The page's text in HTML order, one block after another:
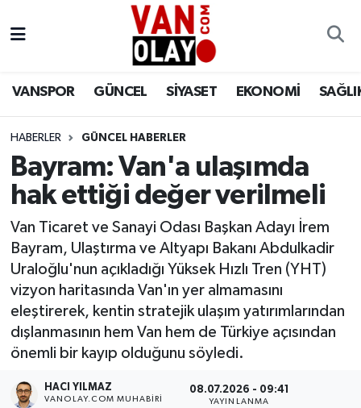
VANSPOR GÜNCEL SİYASET EKONOMİ
HABERLER GÜNCEL HABERLER
Bayram: Van'a ulaşımda
hak ettiği değer verilmeli
Van Ticaret ve Sanayi Odası Başkan Adayı İrem
Bayram, Ulaştırma ve Altyapı Bakanı Abdulkadir
Uraloğlu'nun açıkladığı Yüksek Hızlı Tren (YHT)
vizyon haritasında Van'ın yer almamasını
eleştirerek, kentin stratejik ulaşım yatırımlarından
dışlanmasının hem Van hem de Türkiye açısından
önemli bir kayıp olduğunu söyledi.
HACI YILMAZ
VANOLAY.COM MUHABIRI
08.07.2026 - 09:41
YAYINLANMA
Siyaset
Ekonomi
Sağlık
Eğitim
Bilim & Teknoloji
Dünya
RESMİ İLANLAR
Van Nöbetçi Eczaneler
Van Namaz Vakitleri
Van Trafik Yoğunluk Haritası
Süper Lig Puan Durumu ve Fikstür
Tüm Manşetler
Son Dakika Haberleri
Haber Arşivi